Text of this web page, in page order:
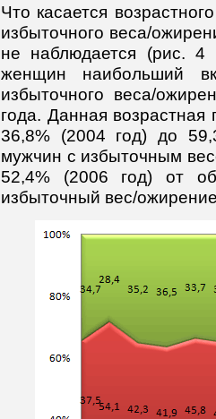
Что касается
избыточного веса/
не наблюдается (рис.
женщин наибольший
избыточного веса/
года. Данная возрастная
36,8% (2004 год) до
мужчин с избыточным
52,4% (2006 год) от
избыточный вес/